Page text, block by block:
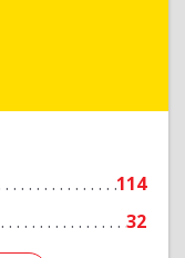
114
32
пр-д 1, 2